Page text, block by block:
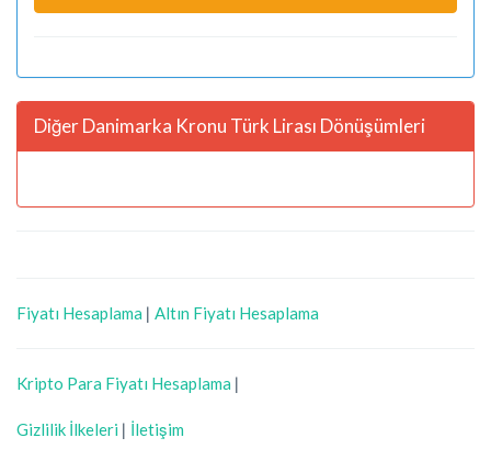
Diğer Danimarka Kronu Türk Lirası Dönüşümleri
Fiyatı Hesaplama | Altın Fiyatı Hesaplama
Kripto Para Fiyatı Hesaplama |
Gizlilik İlkeleri | İletişim